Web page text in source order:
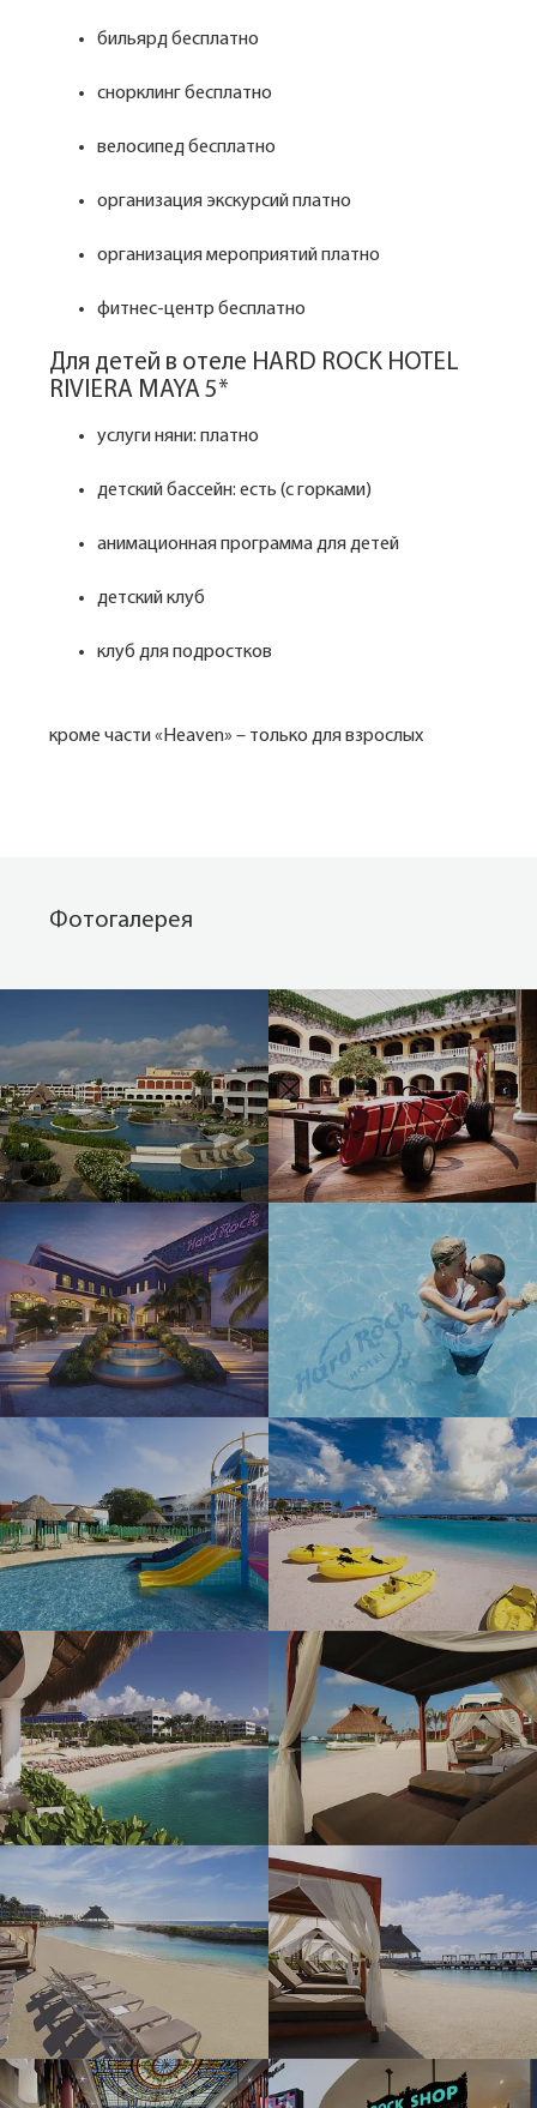
бильярд бесплатно
снорклинг бесплатно
велосипед бесплатно
организация экскурсий платно
организация мероприятий платно
фитнес-центр бесплатно
Для детей в отеле HARD ROCK HOTEL
RIVIERA MAYA 5*
услуги няни: платно
детский бассейн: есть (с горками)
анимационная программа для детей
детский клуб
клуб для подростков
кроме части «Heaven» – только для взрослых
Фотогалерея